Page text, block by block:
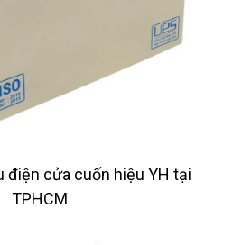
điện cửa cuốn hiệu YH tại
TPHCM